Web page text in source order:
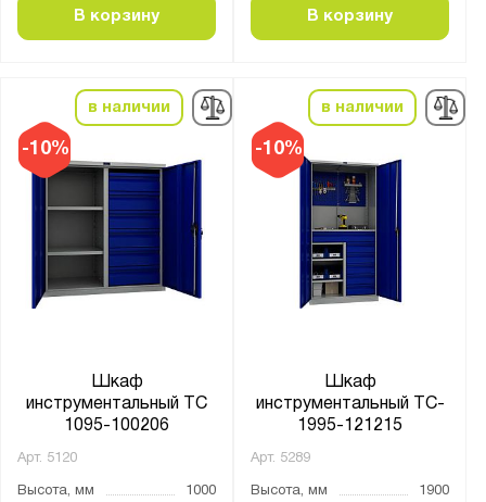
В корзину В корзину
-10%
в наличии
Шкаф
инструментальный ТС
1095-100206
Арт. 5120
Высота, мм 1000
-10%
в наличии
Шкаф
инструментальный TC-
1995-121215
Арт. 5289
Высота, мм 1900
ПАКС-Металл
Бренд:
Метех
AMH
ERGO
MODUL
Technic
ВЛ